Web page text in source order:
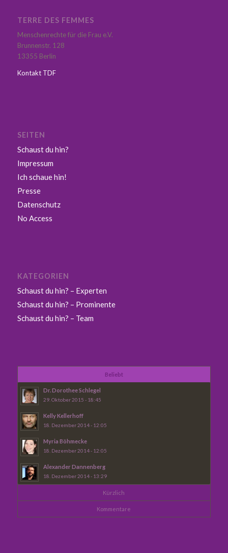
TERRE DES FEMMES
Menschenrechte für die Frau e.V.
Brunnenstr. 128
13355 Berlin
Kontakt TDF
SEITEN
Schaust du hin?
Impressum
Ich schaue hin!
Presse
Datenschutz
No Access
KATEGORIEN
Schaust du hin? – Experten
Schaust du hin? – Prominente
Schaust du hin? – Team
Beliebt
Dr. Dorothee Schlegel
29. Oktober 2015 - 18:45
Kelly Kellerhoff
18. Dezember 2014 - 12:05
Myria Böhmecke
18. Dezember 2014 - 12:05
Alexander Dannenberg
18. Dezember 2014 - 13:29
Kürzlich
Kommentare